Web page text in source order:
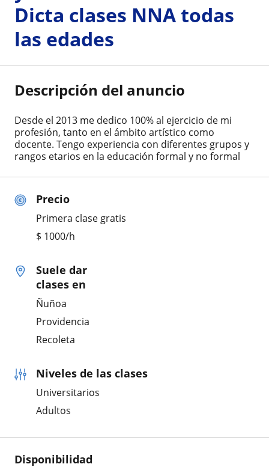
Precio
Primera clase gratis
$ 1000/h
Suele dar
clases en
Ñuñoa
Providencia
Recoleta
Niveles de las clases
Universitarios
Adultos
Disponibilidad
Dicta clases NNA todas
las edades
Descripción del anuncio
Desde el 2013 me dedico 100% al ejercicio de mi
profesión, tanto en el ámbito artístico como
docente. Tengo experiencia con diferentes grupos y
rangos etarios en la educación formal y no formal